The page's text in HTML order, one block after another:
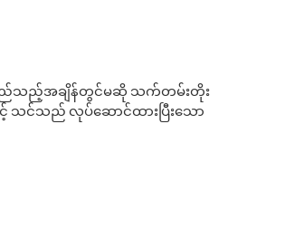
ြီး မည်သည့်အချိန်တွင်မဆို သက်တမ်းတိုး
သင်သည် လုပ်ဆောင်ထားပြီးသော